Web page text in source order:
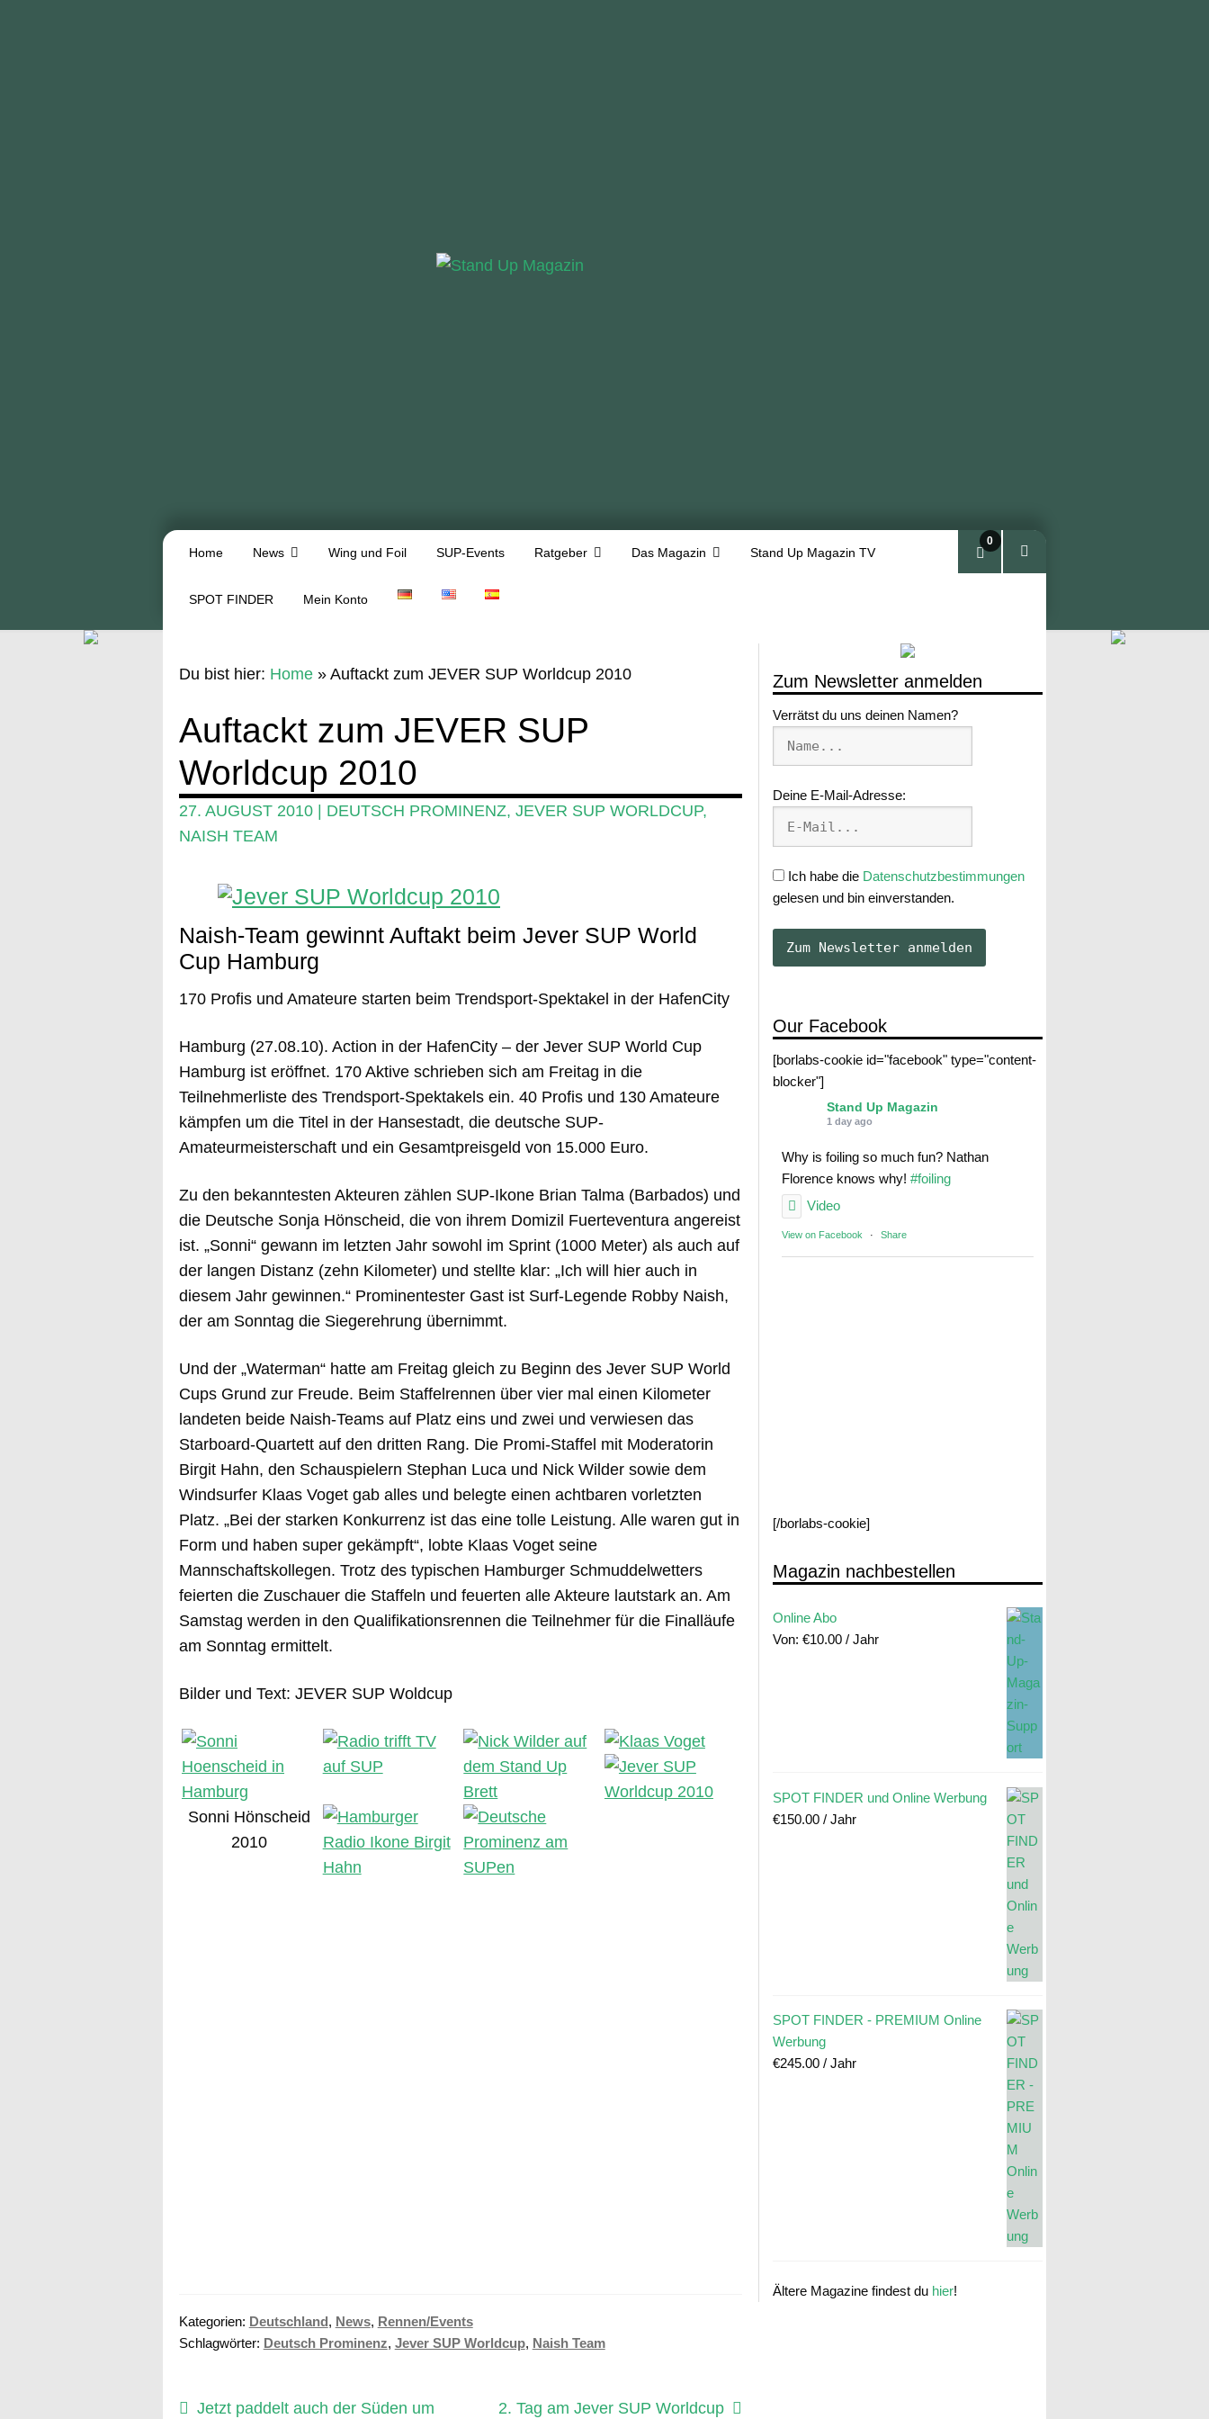
Home News Wing und Foil SUP-Events Ratgeber Das Magazin Stand Up Magazin TV
SPOT FINDER Mein Konto
0
Zum Newsletter anmelden
Verrätst du uns deinen Namen?
Deine E-Mail-Adresse:
Ich habe die Datenschutzbestimmungen
gelesen und bin einverstanden.
Our Facebook
[borlabs-cookie id="facebook" type="content-
blocker"]
Stand Up Magazin
1 day ago
Why is foiling so much fun? Nathan
Florence knows why! #foiling
Video
View on Facebook · Share
[/borlabs-cookie]
Magazin nachbestellen
Online Abo
Von: €10.00 / Jahr
SPOT FINDER und Online Werbung
€150.00 / Jahr
SPOT FINDER - PREMIUM Online
Werbung
€245.00 / Jahr
Ältere Magazine findest du hier!
Du bist hier: Home» Auftackt zum JEVER SUP Worldcup 2010
Auftackt zum JEVER SUP
Worldcup 2010
27. AUGUST 2010| DEUTSCH PROMINENZ, JEVER SUP WORLDCUP,
NAISH TEAM
Naish-Team gewinnt Auftakt beim Jever SUP World
Cup Hamburg
170 Profis und Amateure starten beim Trendsport-Spektakel in der HafenCity
Hamburg (27.08.10). Action in der HafenCity – der Jever SUP World Cup
Hamburg ist eröffnet. 170 Aktive schrieben sich am Freitag in die
Teilnehmerliste des Trendsport-Spektakels ein. 40 Profis und 130 Amateure
kämpfen um die Titel in der Hansestadt, die deutsche SUP-
Amateurmeisterschaft und ein Gesamtpreisgeld von 15.000 Euro.
Zu den bekanntesten Akteuren zählen SUP-Ikone Brian Talma (Barbados) und
die Deutsche Sonja Hönscheid, die von ihrem Domizil Fuerteventura angereist
ist. „Sonni“ gewann im letzten Jahr sowohl im Sprint (1000 Meter) als auch auf
der langen Distanz (zehn Kilometer) und stellte klar: „Ich will hier auch in
diesem Jahr gewinnen.“ Prominentester Gast ist Surf-Legende Robby Naish,
der am Sonntag die Siegerehrung übernimmt.
Und der „Waterman“ hatte am Freitag gleich zu Beginn des Jever SUP World
Cups Grund zur Freude. Beim Staffelrennen über vier mal einen Kilometer
landeten beide Naish-Teams auf Platz eins und zwei und verwiesen das
Starboard-Quartett auf den dritten Rang. Die Promi-Staffel mit Moderatorin
Birgit Hahn, den Schauspielern Stephan Luca und Nick Wilder sowie dem
Windsurfer Klaas Voget gab alles und belegte einen achtbaren vorletzten
Platz. „Bei der starken Konkurrenz ist das eine tolle Leistung. Alle waren gut in
Form und haben super gekämpft“, lobte Klaas Voget seine
Mannschaftskollegen. Trotz des typischen Hamburger Schmuddelwetters
feierten die Zuschauer die Staffeln und feuerten alle Akteure lautstark an. Am
Samstag werden in den Qualifikationsrennen die Teilnehmer für die Finalläufe
am Sonntag ermittelt.
Bilder und Text: JEVER SUP Woldcup
Sonni Hönscheid
2010
Kategorien: Deutschland, News, Rennen/Events
Schlagwörter: Deutsch Prominenz, Jever SUP Worldcup, Naish Team
Beitragsnavigation
Vorheriger
Jetzt paddelt auch der Süden um
Nächster
2. Tag am Jever SUP Worldcup